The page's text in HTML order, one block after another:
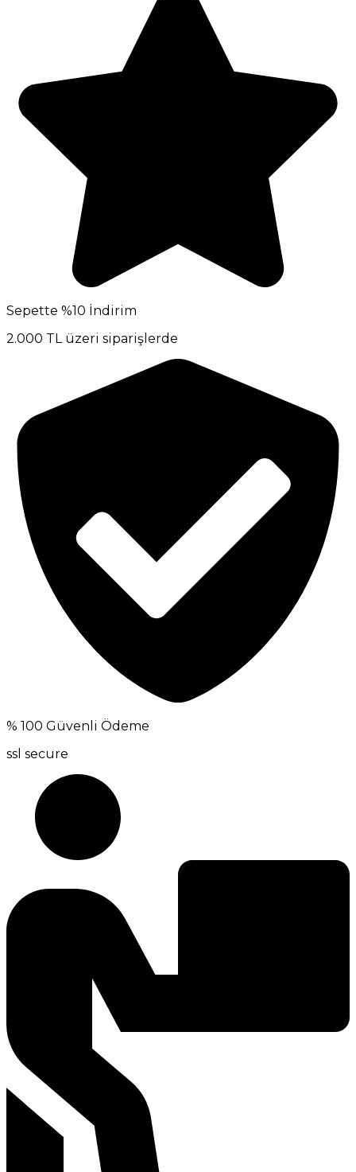
Sepette %10 İndirim
2.000 TL üzeri siparişlerde
% 100 Güvenli Ödeme
ssl secure